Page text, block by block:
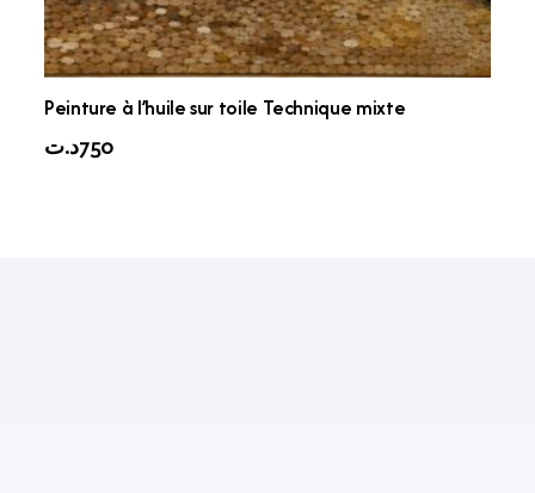
Peinture à l’huile sur toile Technique mixte
750د.ت